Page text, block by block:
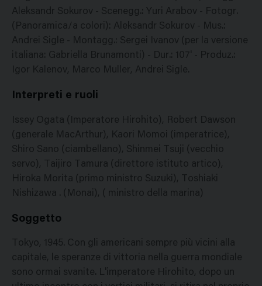
Aleksandr Sokurov - Scenegg.: Yuri Arabov - Fotogr.
(Panoramica/a colori): Aleksandr Sokurov - Mus.:
Andrei Sigle - Montagg.: Sergei Ivanov (per la versione
italiana: Gabriella Brunamonti) - Dur.: 107' - Produz.:
Igor Kalenov, Marco Muller, Andrei Sigle.
Interpreti e ruoli
Issey Ogata (Imperatore Hirohito), Robert Dawson
(generale MacArthur), Kaori Momoi (imperatrice),
Shiro Sano (ciambellano), Shinmei Tsuji (vecchio
servo), Taijiro Tamura (direttore istituto artico),
Hiroka Morita (primo ministro Suzuki), Toshiaki
Nishizawa . (Monai), ( ministro della marina)
Soggetto
Tokyo, 1945. Con gli americani sempre più vicini alla
capitale, le speranze di vittoria nella guerra mondiale
sono ormai svanite. L'imperatore Hirohito, dopo un